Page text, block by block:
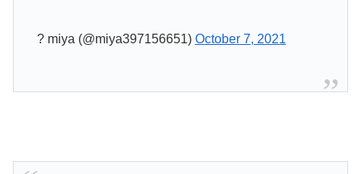
? miya (@miya397156651) October 7, 2021